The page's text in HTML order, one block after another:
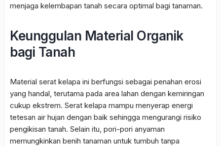
menjaga kelembapan tanah secara optimal bagi tanaman.
Keunggulan Material Organik
bagi Tanah
Material serat kelapa ini berfungsi sebagai penahan erosi
yang handal, terutama pada area lahan dengan kemiringan
cukup ekstrem. Serat kelapa mampu menyerap energi
tetesan air hujan dengan baik sehingga mengurangi risiko
pengikisan tanah. Selain itu, pori-pori anyaman
memungkinkan benih tanaman untuk tumbuh tanpa